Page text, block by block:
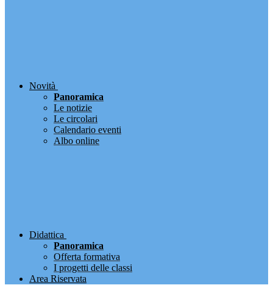
Novità
Panoramica
Le notizie
Le circolari
Calendario eventi
Albo online
Didattica
Panoramica
Offerta formativa
I progetti delle classi
Area Riservata